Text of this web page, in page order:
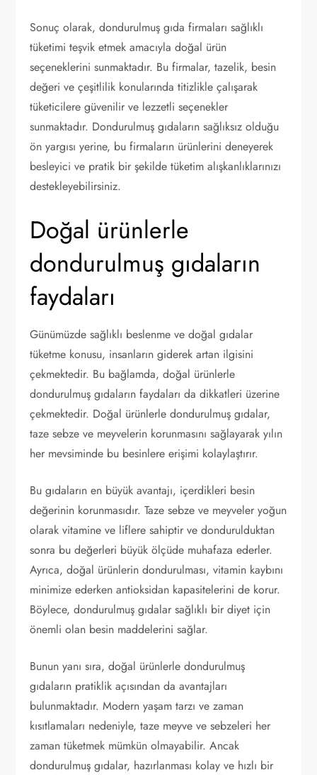
Sonuç olarak, dondurulmuş gıda firmaları sağlıklı
tüketimi teşvik etmek amacıyla doğal ürün
seçeneklerini sunmaktadır. Bu firmalar, tazelik, besin
değeri ve çeşitlilik konularında titizlikle çalışarak
tüketicilere güvenilir ve lezzetli seçenekler
sunmaktadır. Dondurulmuş gıdaların sağlıksız olduğu
ön yargısı yerine, bu firmaların ürünlerini deneyerek
besleyici ve pratik bir şekilde tüketim alışkanlıklarınızı
destekleyebilirsiniz.
Doğal ürünlerle
dondurulmuş gıdaların
faydaları
Günümüzde sağlıklı beslenme ve doğal gıdalar
tüketme konusu, insanların giderek artan ilgisini
çekmektedir. Bu bağlamda, doğal ürünlerle
dondurulmuş gıdaların faydaları da dikkatleri üzerine
çekmektedir. Doğal ürünlerle dondurulmuş gıdalar,
taze sebze ve meyvelerin korunmasını sağlayarak yılın
her mevsiminde bu besinlere erişimi kolaylaştırır.
Bu gıdaların en büyük avantajı, içerdikleri besin
değerinin korunmasıdır. Taze sebze ve meyveler yoğun
olarak vitamine ve liflere sahiptir ve dondurulduktan
sonra bu değerleri büyük ölçüde muhafaza ederler.
Ayrıca, doğal ürünlerin dondurulması, vitamin kaybını
minimize ederken antioksidan kapasitelerini de korur.
Böylece, dondurulmuş gıdalar sağlıklı bir diyet için
önemli olan besin maddelerini sağlar.
Bunun yanı sıra, doğal ürünlerle dondurulmuş
gıdaların pratiklik açısından da avantajları
bulunmaktadır. Modern yaşam tarzı ve zaman
kısıtlamaları nedeniyle, taze meyve ve sebzeleri her
zaman tüketmek mümkün olmayabilir. Ancak
dondurulmuş gıdalar, hazırlanması kolay ve hızlı bir